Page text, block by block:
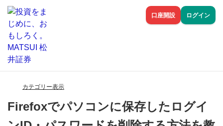
口座開設 ログイン
カテゴリー表示
Firefoxでパソコンに保存したログイ